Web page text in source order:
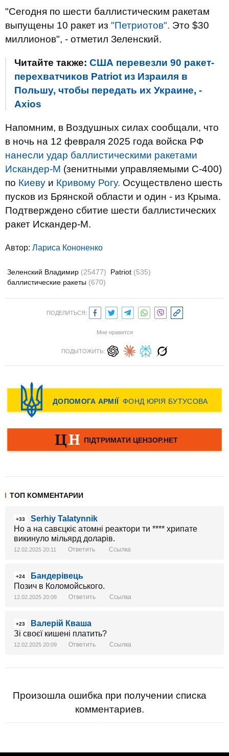
"Сегодня по шести баллистическим ракетам
выпущены 10 ракет из "Петриотов". Это $30
миллионов", - отметил Зеленский.
Читайте также: США перевезли 90 ракет-
перехватчиков Patriot из Израиля в
Польшу, чтобы передать их Украине, -
Axios
Напомним, в Воздушных силах сообщали, что
в ночь на 12 февраля 2025 года войска РФ
нанесли удар баллистическими ракетами
Искандер-М (зенитными управляемыми С-400)
по Киеву и Кривому Рогу. Осуществлено шесть
пусков из Брянской области и один - из Крыма.
Подтверждено сбитие шести баллистических
ракет Искандер-М.
Автор: Лариса Кононенко
Зеленский Владимир (25477) Patriot (535)
баллистические ракеты (670)
ПОДЕЛИТЬСЯ:
Мне нравится
ПОДЫТОЖИТЬ:
ТОП КОММЕНТАРИИ
+33
Serhiy Talatynnik
Но а на савєцкіє атомні реактори ти **** хрипате
викинуло мільярд доларів.
12.02.2025 20:11 Ответить Ссылка
+24
Бандерівець
Позич в Коломойського.
12.02.2025 20:08 Ответить Ссылка
+23
Валерій Кваша
Зі своєї кишені платить?
12.02.2025 20:09 Ответить Ссылка
Произошла ошибка при получении списка
комментариев.